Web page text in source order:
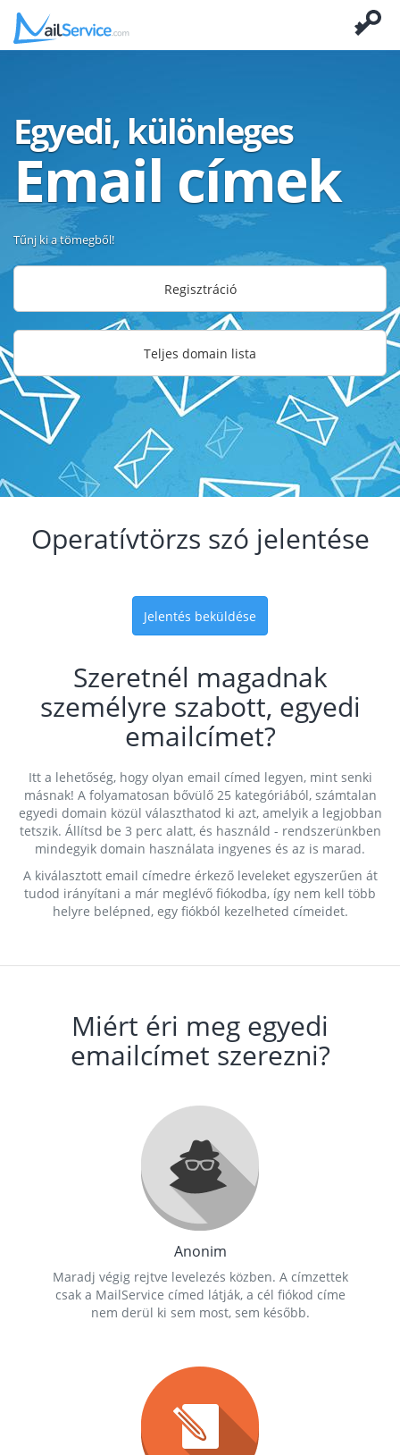
Egyedi, különleges
Email címek
Tűnj ki a tömegből!
Regisztráció
Teljes domain lista
Operatívtörzs szó jelentése
Jelentés beküldése
Szeretnél magadnak
személyre szabott, egyedi
emailcímet?
Itt a lehetőség, hogy olyan email címed legyen, mint senki
másnak! A folyamatosan bővülő 25 kategóriából, számtalan
egyedi domain közül választhatod ki azt, amelyik a legjobban
tetszik. Állítsd be 3 perc alatt, és használd - rendszerünkben
mindegyik domain használata ingyenes és az is marad.
A kiválasztott email címedre érkező leveleket egyszerűen át
tudod irányítani a már meglévő fiókodba, így nem kell több
helyre belépned, egy fiókból kezelheted címeidet.
Miért éri meg egyedi
emailcímet szerezni?
Anonim
Maradj végig rejtve levelezés közben. A címzettek
csak a MailService címed látják, a cél fiókod címe
nem derül ki sem most, sem később.